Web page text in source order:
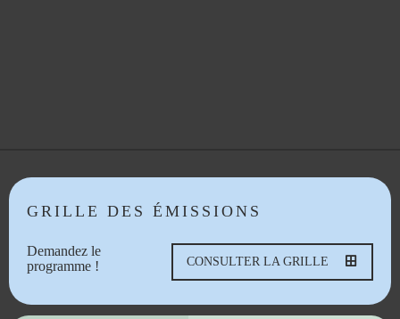
GRILLE DES ÉMISSIONS
Demandez le
programme !
CONSULTER LA GRILLE